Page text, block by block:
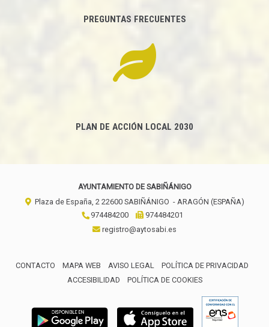
PREGUNTAS FRECUENTES
PLAN DE ACCIÓN LOCAL 2030
AYUNTAMIENTO DE SABIÑÁNIGO
Plaza de España, 2 22600 SABIÑÁNIGO - ARAGÓN (ESPAÑA)
974484200
974484201
registro@aytosabi.es
CONTACTO MAPA WEB AVISO LEGAL
POLÍTICA DE PRIVACIDAD
ACCESIBILIDAD
POLÍTICA DE COOKIES